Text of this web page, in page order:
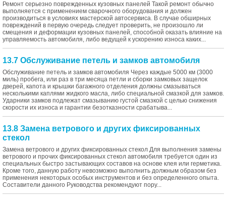
Ремонт серьезно поврежденных кузовных панелей Такой ремонт обычно
выполняется с применением сварочного оборудования и должен
производиться в условиях мастерской автосервиса. В случае обширных
повреждений в первую очередь следует проверить, не произошло ли
смещения и деформации кузовных панелей, способной оказать влияние на
управляемость автомобиля, либо ведущей к ускорению износа каких...
13.7 Обслуживание петель и замков автомобиля
Обслуживание петель и замков автомобиля Через каждые 5000 км (3000
миль) пробега, или раз в три месяца петли и сборки замковых защелок
дверей, капота и крышки багажного отделения должны смазываться
несколькими каплями жидкого масла, либо специальной смазкой для замков.
Ударники замков подлежат смазыванию густой смазкой с целью снижения
скорости их износа и гарантии безотказности срабатыва...
13.8 Замена ветрового и других фиксированных
стекол
Замена ветрового и других фиксированных стекол Для выполнения замены
ветрового и прочих фиксированных стекол автомобиля требуется один из
специальных быстро застывающих составов на основе клея или герметика.
Кроме того, данную работу невозможно выполнить должным образом без
применения некоторых особых инструментов и без определенного опыта.
Составители данного Руководства рекомендуют пору...